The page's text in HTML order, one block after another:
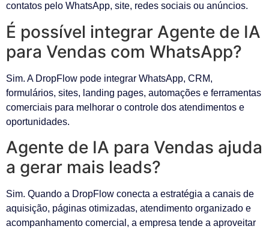
contatos pelo WhatsApp, site, redes sociais ou anúncios.
É possível integrar Agente de IA
para Vendas com WhatsApp?
Sim. A DropFlow pode integrar WhatsApp, CRM,
formulários, sites, landing pages, automações e ferramentas
comerciais para melhorar o controle dos atendimentos e
oportunidades.
Agente de IA para Vendas ajuda
a gerar mais leads?
Sim. Quando a DropFlow conecta a estratégia a canais de
aquisição, páginas otimizadas, atendimento organizado e
acompanhamento comercial, a empresa tende a aproveitar